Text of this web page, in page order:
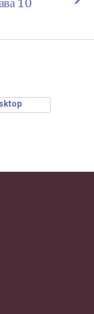
10